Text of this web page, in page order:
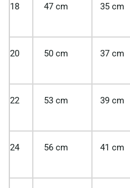
18 47 cm 35 cm
20 50 cm 37 cm
22 53 cm 39 cm
24 56 cm 41 cm